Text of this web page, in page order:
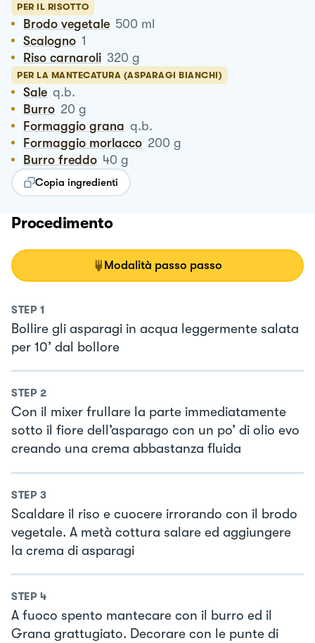
PER IL RISOTTO
Brodo vegetale 500 ml
Scalogno 1
Riso carnaroli 320 g
PER LA MANTECATURA (ASPARAGI BIANCHI)
Sale q.b.
Burro 20 g
Formaggio grana q.b.
Formaggio morlacco 200 g
Burro freddo 40 g
Copia ingredienti
Procedimento
Modalità passo passo
STEP 1
Bollire gli asparagi in acqua leggermente salata
per 10’ dal bollore
STEP 2
Con il mixer frullare la parte immediatamente
sotto il fiore dell’asparago con un po’ di olio evo
creando una crema abbastanza fluida
STEP 3
Scaldare il riso e cuocere irrorando con il brodo
vegetale. A metà cottura salare ed aggiungere
la crema di asparagi
STEP 4
A fuoco spento mantecare con il burro ed il
Grana grattugiato. Decorare con le punte di